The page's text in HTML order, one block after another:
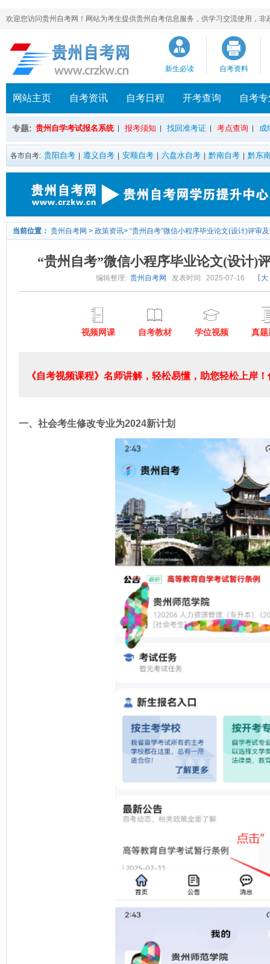
欢迎您访问贵州自考网！网站为考生提供贵州自考信息服务，供学习交流使用，
新生必读 自考资料
网站主页 自考资讯 自考日程 开考查询 自考
专题: 贵州自学考试报名系统 报考须知 找回准考证 考点查询 成
各市自考: 贵阳自考 遵义自考 安顺自考 六盘水自考 黔南自考 黔东
当前位置： 贵州自考网 > 政策资讯> “贵州自考”微信小程序毕业论文(设计)评审
“贵州自考”微信小程序毕业论文(设计)
编辑整理: 贵州自考网 发表时间: 2025-07-16 【 大
视频网课 自考教材 学位视频 真题
《自考视频课程》名师讲解，轻松易懂，助您轻松上岸
一、社会考生修改专业为2024新计划